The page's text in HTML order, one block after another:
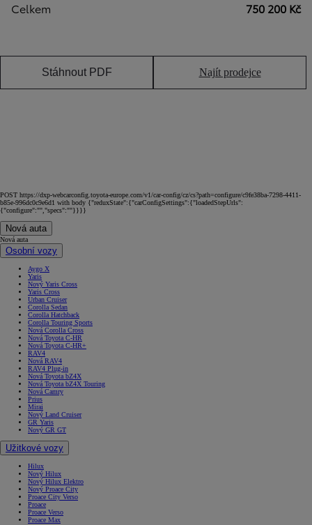
Celkem 750 200 Kč
Stáhnout PDF Najít prodejce
POST https://dxp-webcarconfig.toyota-europe.com/v1/car-config/cz/cs?path=configure/c9fe38ba-7298-4411-
b85e-996dc0c9e6d1 with body {"reduxState":{"carConfigSettings":{"loadedStepUrls":
{"configure":"","specs":""}}}}
Nová auta
Nová auta
Osobní vozy
Aygo X
Yaris
Nový Yaris Cross
Yaris Cross
Urban Cruiser
Corolla Sedan
Corolla Hatchback
Corolla Touring Sports
Nová Corolla Cross
Nová Toyota C-HR
Nová Toyota C-HR+
RAV4
Nová RAV4
RAV4 Plug-in
Nová Toyota bZ4X
Nová Toyota bZ4X Touring
Nová Camry
Prius
Mirai
Nový Land Cruiser
GR Yaris
Nový GR GT
Užitkové vozy
Hilux
Nový Hilux
Nový Hilux Elektro
Nový Proace City
Proace City Verso
Proace
Proace Verso
Proace Max